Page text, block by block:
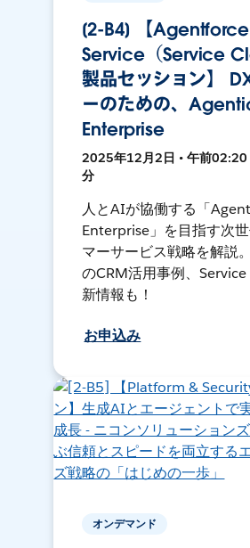
[2-B4] 【Agentforce
Service（Service
製品セッション】
ーのための、
Enterprise
2025年12月2日 • 午前02:20
分
人とAIが協働する「
Enterprise」を目指す次
マーサービス戦略を解説
のCRM活用事例、
新情報も！
お申込み
オンデマンド